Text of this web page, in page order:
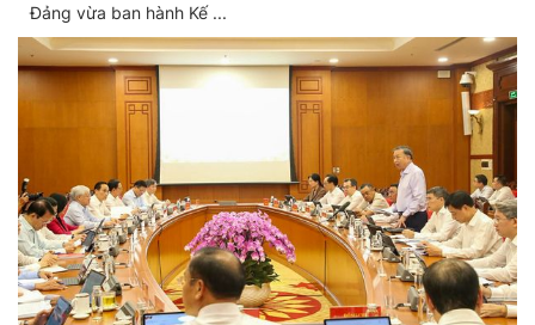
Đảng vừa ban hành Kế ...